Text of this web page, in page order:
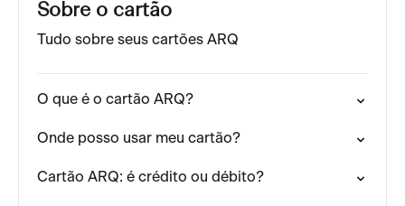
Sobre o cartão
Tudo sobre seus cartões ARQ
O que é o cartão ARQ?
Onde posso usar meu cartão?
Cartão ARQ: é crédito ou débito?